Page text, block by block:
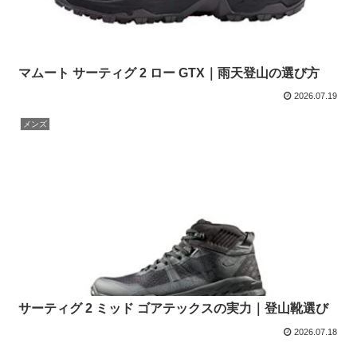
マムート サーティグ 2 ロー GTX｜雨天登山の選び方
2026.07.19
メンズ
サーティグ 2 ミッド ゴアテックスの実力｜登山靴選び
2026.07.18